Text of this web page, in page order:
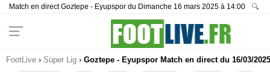
Match en direct Goztepe - Eyupspor du Dimanche 16 mars 2025 à 14:00 🔍
FootLive › Süper Lig › Goztepe - Eyupspor Match en direct du 16/03/